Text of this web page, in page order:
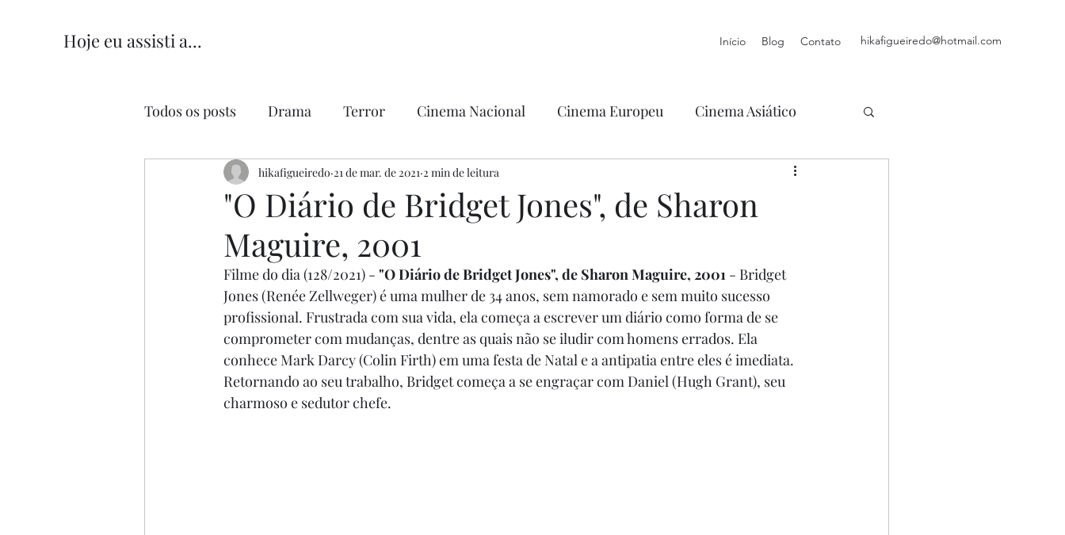
Hoje eu assisti a... Início Blog Contato hikafigueiredo@hotmail.com
Todos os posts Drama Terror Cinema Nacional Cinema Europeu Cinema Asiático
Comédia Comédia Romântica Ficção Hollywood
"O Diário de Bridget Jones", de Sharon
Maguire, 2001
hikafigueiredo 21 de mar. de 2021 2 min de leitura
Filme do dia (128/2021) - "O Diário de Bridget Jones", de Sharon Maguire, 2001 - Bridget
Jones (Renée Zellweger) é uma mulher de 34 anos, sem namorado e sem muito sucesso
profissional. Frustrada com sua vida, ela começa a escrever um diário como forma de se
comprometer com mudanças, dentre as quais não se iludir com homens errados. Ela
conhece Mark Darcy (Colin Firth) em uma festa de Natal e a antipatia entre eles é imediata.
Retornando ao seu trabalho, Bridget começa a se engraçar com Daniel (Hugh Grant), seu
charmoso e sedutor chefe.